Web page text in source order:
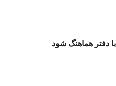
دفتر هماهنگ شود